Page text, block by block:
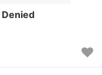
Denied